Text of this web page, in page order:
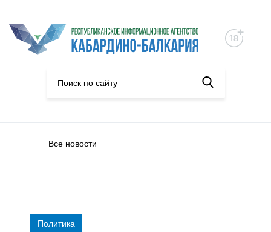
Все новости
Политика